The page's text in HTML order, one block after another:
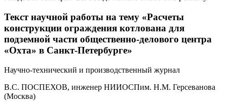
Текст научной работы на тему «Расчеты
конструкции ограждения котлована для
подземной части общественно-делового центра
«Охта» в Санкт-Петербурге»
Научно-технический и производственный журнал
В.С. ПОСПЕХОВ, инженер НИИОСПим. Н.М. Герсеванова
(Москва)